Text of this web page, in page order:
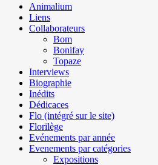
Animalium
Liens
Collaborateurs
Bom
Bonifay
Topaze
Interviews
Biographie
Inédits
Dédicaces
Flo (intégré sur le site)
Florilège
Evénements par année
Evenements par catégories
Expositions